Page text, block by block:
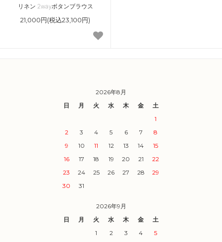
リネン 2wayボタンブラウス
21,000円(税込23,100円)
2026年8月
日
月 火 水 木 金
土
1
2
3 4 5 6 7
8
9
10 11 12 13 14
15
16
17 18 19 20 21
22
23
24 25 26 27 28
29
30
31
2026年9月
日
月 火 水 木 金
土
1
2 3 4
5